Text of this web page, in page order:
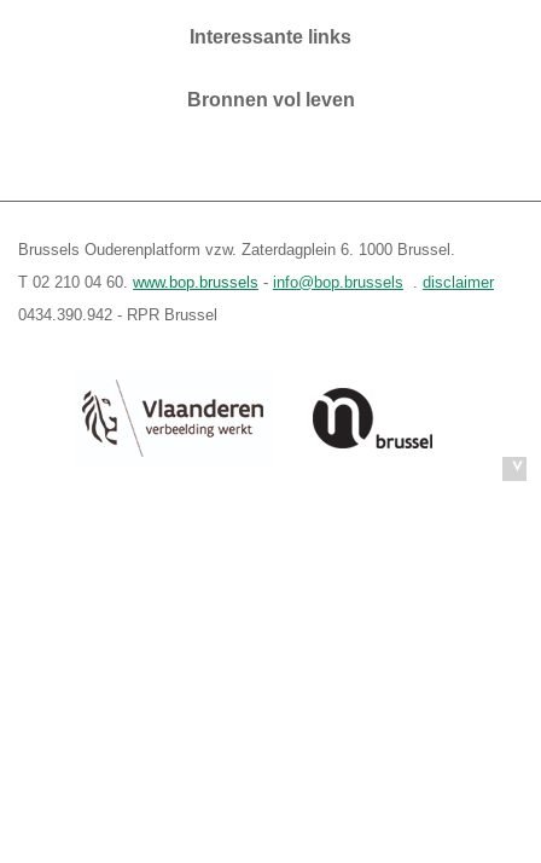
Interessante links
Bronnen vol leven
Brussels Ouderenplatform vzw. Zaterdagplein 6. 1000 Brussel.
T 02 210 04 60. www.bop.brussels - info@bop.brussels
disclaimer
0434.390.942 - RPR Brussel